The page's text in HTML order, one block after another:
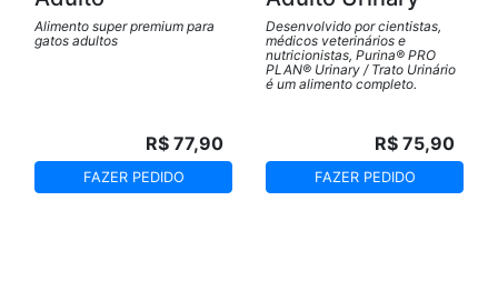
Alimento super premium para
gatos adultos
R$ 77,90
FAZER PEDIDO
Desenvolvido por cientistas,
médicos veterinários e
nutricionistas, Purina® PRO
PLAN® Urinary / Trato Urinário
é um alimento completo.
R$ 75,90
FAZER PEDIDO